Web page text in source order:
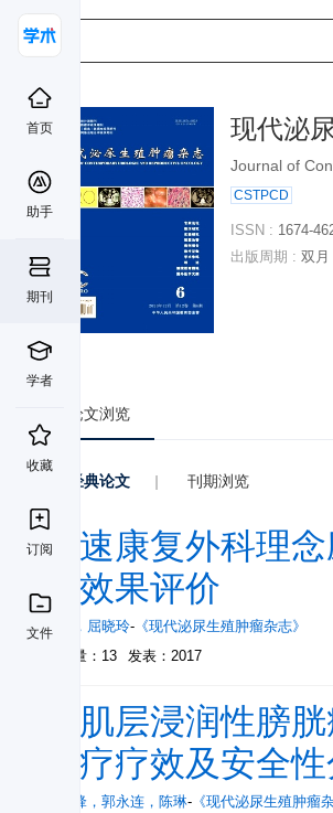
首页
助手
期刊
学者
收藏
订阅
文件
现代泌
Journal of
CSTPCD
ISSN : 1674-
出版周期 : 双月
论文浏览
经典论文 | 刊期浏览
快速康复外科理
的效果评价
肖凡 ， 屈晓玲- 《现代泌尿生殖肿瘤杂志》
被引量：13
发表：2017
非肌层浸润性膀
化疗疗效及安全
胡卫锋 ， 郭永连 ， 陈琳- 《现代泌尿生殖肿瘤杂